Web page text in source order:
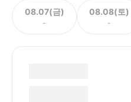
08.07(금)
-
08.08(토)
-